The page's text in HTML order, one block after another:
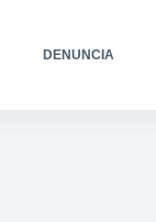
DENUNCIA